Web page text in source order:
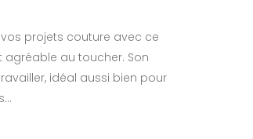
projets couture avec ce
agréable au toucher. Son
idéal aussi bien pour